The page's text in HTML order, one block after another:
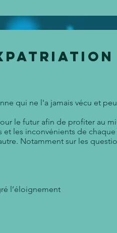
qui ne l'a jamais vécu et
le futur afin de profiter au
et les inconvénients de
Notamment sur les
l’éloignement